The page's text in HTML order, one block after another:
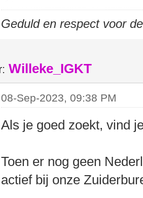
Geduld en respect voor
Willeke_IGKT
08-Sep-2023, 09:38 PM
Als je goed zoekt, vind
Toen er nog geen
actief bij onze